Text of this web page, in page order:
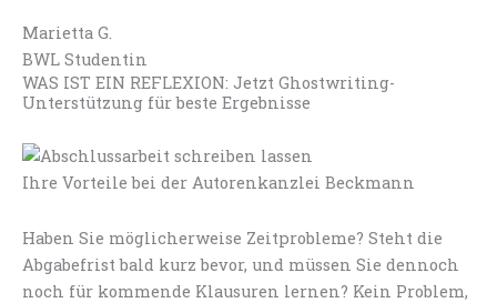
Marietta G.
BWL Studentin
WAS IST EIN REFLEXION: Jetzt Ghostwriting-
Unterstützung für beste Ergebnisse
Ihre Vorteile bei der Autorenkanzlei Beckmann
Haben Sie möglicherweise Zeitprobleme? Steht die
Abgabefrist bald kurz bevor, und müssen Sie dennoch
noch für kommende Klausuren lernen? Kein Problem,